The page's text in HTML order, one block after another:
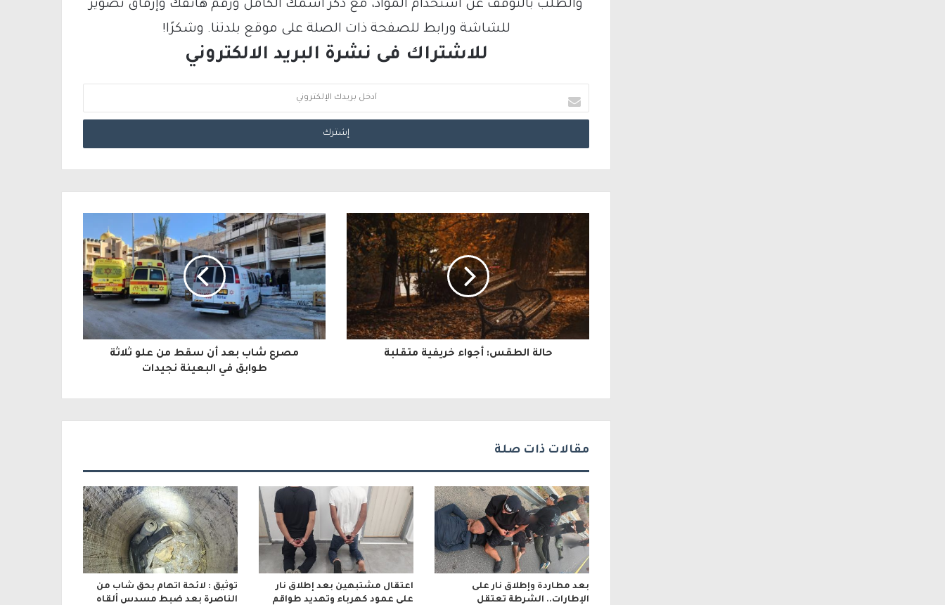
والطلب بالتوقف عن استخدام المواد، مع ذكر اسمك الكامل ورقم هاتفك وإرفاق تصوير
للشاشة ورابط للصفحة ذات الصلة على موقع بلدتنا. وشكرًا!
للاشتراك فى نشرة البريد الالكتروني
د
خ
ل
ب
د
ك
ا
ل
و
ن
ي
حالة الطقس: أجواء خريفية متقلبة
مصرع شاب بعد أن سقط من علو ثلاثة
طوابق في البعينة نجيدات
مقالات ذات صلة
بعد مطاردة وإطلاق نار على
الإطارات.. الشرطة تعتقل
اعتقال مشتبهين بعد إطلاق نار
على عمود كهرباء وتهديد طواقم
توثيق : لائحة اتهام بحق شاب من
الناصرة بعد ضبط مسدس ألقاه